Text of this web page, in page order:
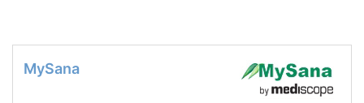
MySana